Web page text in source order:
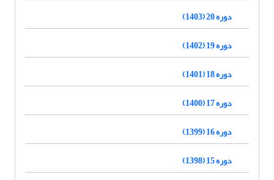
دوره 20 (1403)
دوره 19 (1402)
دوره 18 (1401)
دوره 17 (1400)
دوره 16 (1399)
دوره 15 (1398)